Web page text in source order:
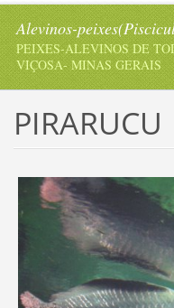
Alevinos-
PEIXES-ALEVINOS DE
VIÇOSA- MINAS GERAIS
PIRARUCU